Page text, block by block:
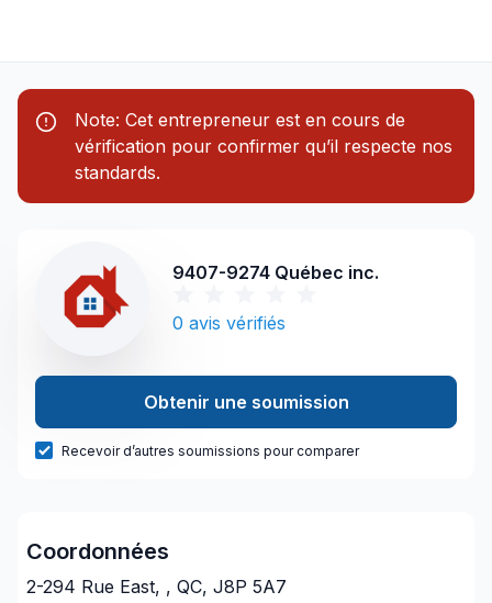
Note: Cet entrepreneur est en cours de
vérification pour confirmer qu’il respecte nos
standards.
9407-9274 Québec inc.
0 avis vérifiés
Obtenir une soumission
Recevoir d’autres soumissions pour comparer
Coordonnées
2-294 Rue East, , QC, J8P 5A7